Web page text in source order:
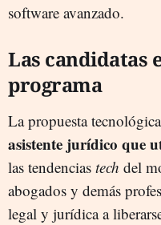
software avanzado.
Las candidatas
programa
La propuesta
asistente jurídico que
las tendencias tech del
abogados y demás
legal y jurídica a